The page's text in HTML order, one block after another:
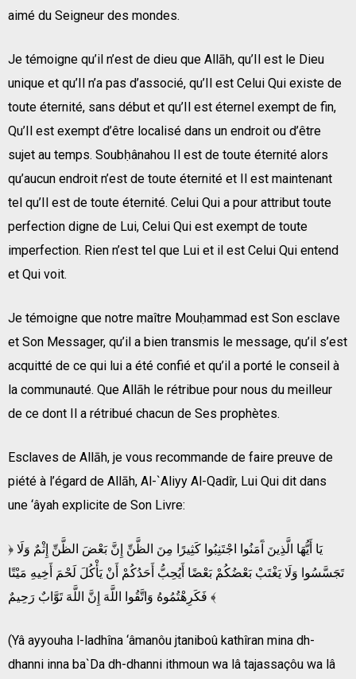
aimé du Seigneur des mondes.
Je témoigne qu’il n’est de dieu que Allāh, qu’Il est le Dieu
unique et qu’Il n’a pas d’associé, qu’Il est Celui Qui existe de
toute éternité, sans début et qu’Il est éternel exempt de fin,
Qu’Il est exempt d’être localisé dans un endroit ou d’être
sujet au temps. Soubḥânahou Il est de toute éternité alors
qu’aucun endroit n’est de toute éternité et Il est maintenant
tel qu’Il est de toute éternité. Celui Qui a pour attribut toute
perfection digne de Lui, Celui Qui est exempt de toute
imperfection. Rien n’est tel que Lui et il est Celui Qui entend
et Qui voit.
Je témoigne que notre maître Mouḥammad est Son esclave
et Son Messager, qu’il a bien transmis le message, qu’il s’est
acquitté de ce qui lui a été confié et qu’il a porté le conseil à
la communauté. Que Allāh le rétribue pour nous du meilleur
de ce dont Il a rétribué chacun de Ses prophètes.
Esclaves de Allāh, je vous recommande de faire preuve de
piété à l’égard de Allāh, Al-`Aliyy Al-Qadîr, Lui Qui dit dans
une ‘âyah explicite de Son Livre:
﴿ يَا أَيُّهَا الَّذِينَ آَمَنُوا اجْتَنِبُوا كَثِيرًا مِنَ الظَّنِّ إِنَّ بَعْضَ الظَّنِّ إِثْمٌ وَلَا
تَجَسَّسُوا وَلَا يَغْتَبْ بَعْضُكُمْ بَعْضًا أَيُحِبُّ أَحَدُكُمْ أَنْ يَأْكُلَ لَحْمَ أَخِيهِ مَيْتًا
فَكَرِهْتُمُوهُ وَاتَّقُوا اللَّهَ إِنَّ اللَّهَ تَوَّابٌ رَحِيمٌ ﴾
(Yâ ayyouha l-ladhîna ‘âmanôu jtaniboû kathîran mina dh-
dhanni inna ba`Da dh-dhanni ithmoun wa lâ tajassaçôu wa lâ